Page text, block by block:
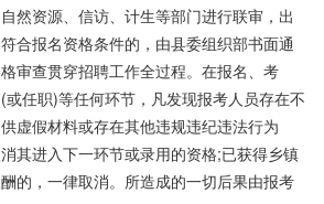
然资源、信访、计生等部门进行联审，出
合报名资格条件的，由县委组织部书面通
审查贯穿招聘工作全过程。在报名、考
任职)等任何环节，凡发现报考人员存在不
虚假材料或存在其他违规违纪违法行为
其进入下一环节或录用的资格;已获得乡镇
的，一律取消。所造成的一切后果由报考